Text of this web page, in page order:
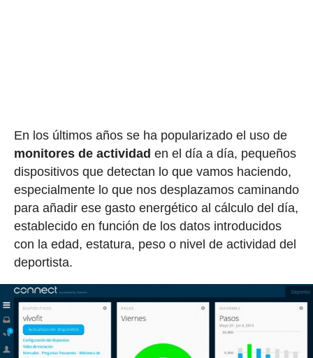
En los últimos años se ha popularizado el uso de
monitores de actividad en el día a día, pequeños
dispositivos que detectan lo que vamos haciendo,
especialmente lo que nos desplazamos caminando
para añadir ese gasto energético al cálculo del día,
establecido en función de los datos introducidos
con la edad, estatura, peso o nivel de actividad del
deportista.